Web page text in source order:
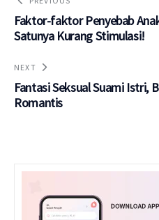
Faktor-faktor Penyebab
Satunya Kurang Stimulasi!
NEXT
Fantasi Seksual Suami Istri,
Romantis